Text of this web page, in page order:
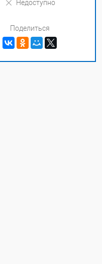
Недоступно
Поделиться